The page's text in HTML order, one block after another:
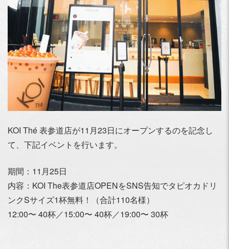
KOI Thé 表参道店が11月23日にオープンするのを記念し
て、下記イベントを行います。
期間：11月25日
内容：KOI The表参道店OPENをSNS告知でタピオカドリ
ンクSサイズ1杯無料！（合計110名様）
12:00〜 40杯／15:00〜 40杯／19:00〜 30杯